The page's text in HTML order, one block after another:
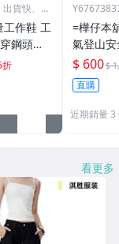
貨快、最
工作鞋 工
鋼頭鞋
防臭
S95】
折
=樺仔本
氣登山
保鞋 工
防刺穿
勞工鞋
$ 600$
直購
近期銷量 3
看更多